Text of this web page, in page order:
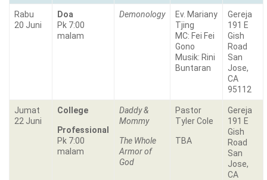
Rabu
20 Juni
Doa
Pk 7:00
malam
Demonology
Ev. Mariany
Tjing
MC: Fei Fei
Gono
Musik: Rini
Buntaran
Gereja
191 E
Gish
Road
San
Jose,
CA
95112
Jumat
22 Juni
College
Professional
Pk 7:00
malam
Daddy &
Mommy
The Whole
Armor of
God
Pastor
Tyler Cole
TBA
Gereja
191 E
Gish
Road
San
Jose,
CA